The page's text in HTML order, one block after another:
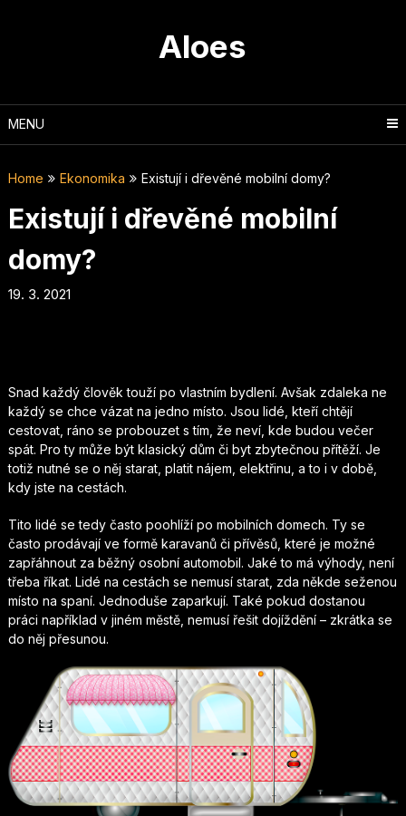
Aloes
MENU
Home Ekonomika Existují i dřevěné mobilní domy?
Existují i dřevěné mobilní
domy?
19. 3. 2021
Snad každý člověk touží po vlastním bydlení. Avšak zdaleka ne
každý se chce vázat na jedno místo. Jsou lidé, kteří chtějí
cestovat, ráno se probouzet s tím, že neví, kde budou večer
spát. Pro ty může být klasický dům či byt zbytečnou přítěží. Je
totiž nutné se o něj starat, platit nájem, elektřinu, a to i v době,
kdy jste na cestách.
Tito lidé se tedy často poohlíží po mobilních domech. Ty se
často prodávají ve formě karavanů či přívěsů, které je možné
zapřáhnout za běžný osobní automobil. Jaké to má výhody, není
třeba říkat. Lidé na cestách se nemusí starat, zda někde seženou
místo na spaní. Jednoduše zaparkují. Také pokud dostanou
práci například v jiném městě, nemusí řešit dojíždění – zkrátka se
do něj přesunou.